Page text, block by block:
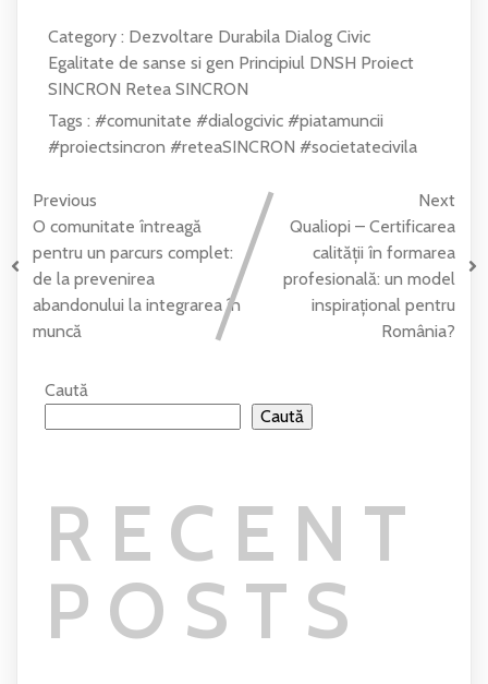
Category : Dezvoltare Durabila Dialog Civic
Egalitate de sanse si gen Principiul DNSH Proiect
SINCRON Retea SINCRON
Tags : #comunitate #dialogcivic #piatamuncii
#proiectsincron #reteaSINCRON #societatecivila
Previous
O comunitate întreagă
pentru un parcurs complet:
de la prevenirea
abandonului la integrarea în
muncă
Next
Qualiopi – Certificarea
calității în formarea
profesională: un model
inspirațional pentru
România?
Caută
Caută
RECENT
POSTS